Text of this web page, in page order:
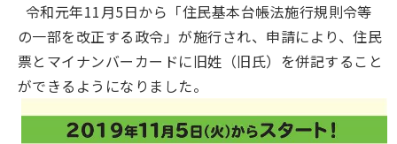
令和元年11月5日から「住民基本台帳法施行規則令等
の一部を改正する政令」が施行され、申請により、住民
票とマイナンバーカードに旧姓（旧氏）を併記すること
ができるようになりました。